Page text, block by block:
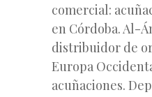
comercial:
en Córdoba. Al-
distribuidor de
Europa
acuñaciones.